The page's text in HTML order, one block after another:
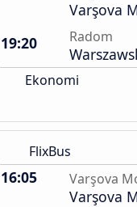
Varşova
19:20
Radom
Ekonomi
FlixBus
16:05 Varşova
Varşova